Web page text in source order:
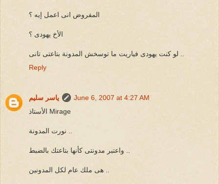
المفروض انى اعمل إيه ؟
الأخ يهودى ؟
لو كنت يهودى فياريت ما توسخش المدونة بتاعتى تانى ..
Reply
ياسر سليم
June 6, 2007 at 4:27 AM
الأستاذ Mirage
نورت المدونة ..
واعتبر مدونتى كأنها بتاعتك بالضبط ..
هى ملك عام لكل المدونين ..